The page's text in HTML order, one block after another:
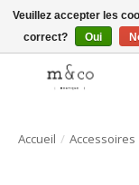
Livraison gratuite avec
Accueil / Accessoires
Veuillez accepter les
correct?
Oui